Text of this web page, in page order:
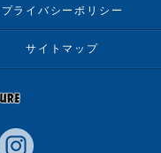
プライバシーポリシー
サイトマップ